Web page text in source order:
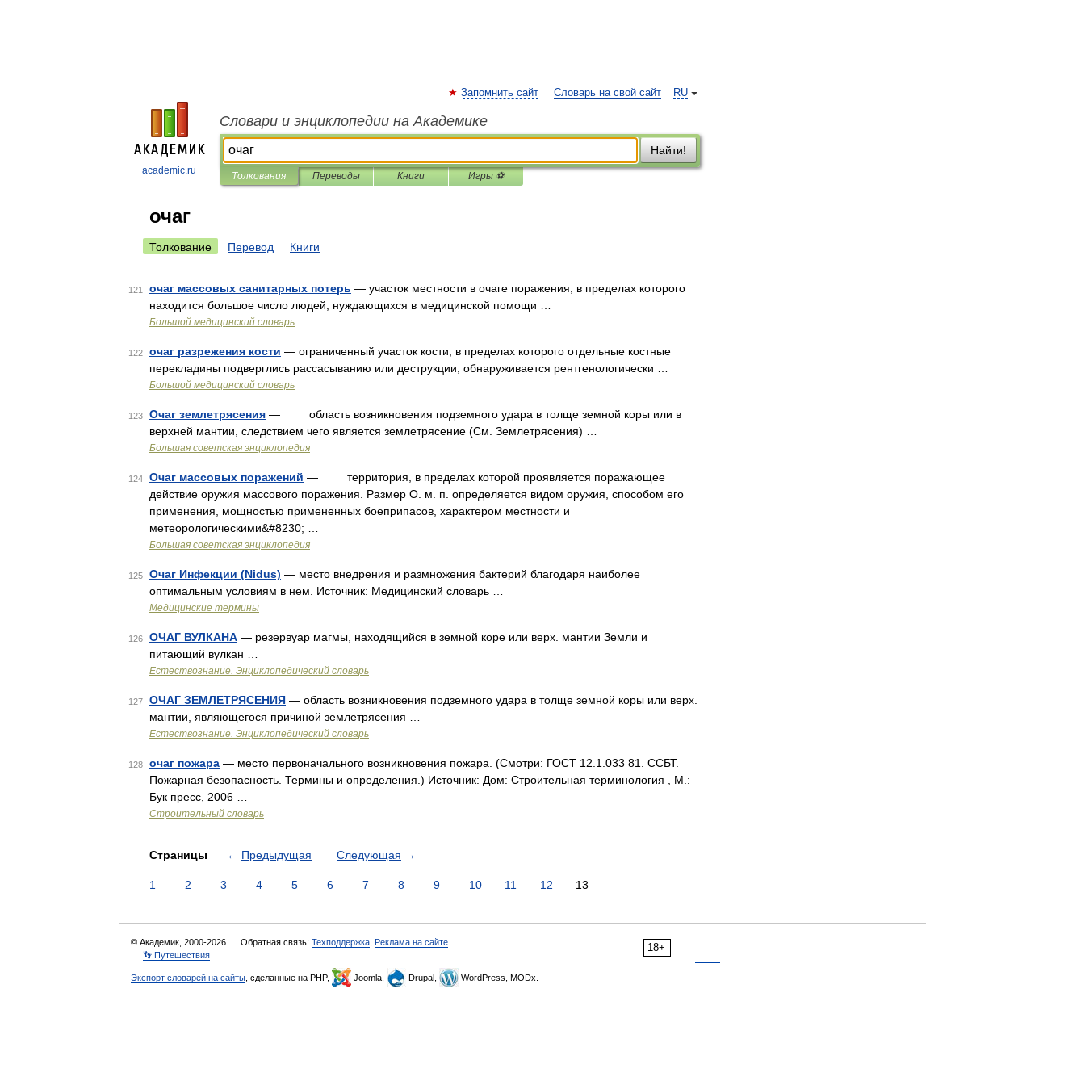
academic.ru
RU
Запомнить сайт Словарь на свой сайт
Словари и энциклопедии на Академике
Найти!
Толкования Переводы Книги Игры ⚽
очаг
Толкование Перевод Книги
121 очаг массовых санитарных потерь — участок местности в очаге поражения, в пределах которого
находится большое число людей, нуждающихся в медицинской помощи …
Большой медицинский словарь
122 очаг разрежения кости — ограниченный участок кости, в пределах которого отдельные костные
перекладины подверглись рассасыванию или деструкции; обнаруживается рентгенологически …
Большой медицинский словарь
123 Очаг землетрясения — область возникновения подземного удара в толще земной коры или в
верхней мантии, следствием чего является землетрясение (См. Землетрясения) …
Большая советская энциклопедия
124 Очаг массовых поражений — территория, в пределах которой проявляется поражающее
действие оружия массового поражения. Размер О. м. п. определяется видом оружия, способом его
применения, мощностью примененных боеприпасов, характером местности и
метеорологическими&#8230; …
Большая советская энциклопедия
125 Очаг Инфекции (Nidus) — место внедрения и размножения бактерий благодаря наиболее
оптимальным условиям в нем. Источник: Медицинский словарь …
Медицинские термины
126 ОЧАГ ВУЛКАНА — резервуар магмы, находящийся в земной коре или верх. мантии Земли и
питающий вулкан …
Естествознание. Энциклопедический словарь
127 ОЧАГ ЗЕМЛЕТРЯСЕНИЯ — область возникновения подземного удара в толще земной коры или верх.
мантии, являющегося причиной землетрясения …
Естествознание. Энциклопедический словарь
128 очаг пожара — место первоначального возникновения пожара. (Смотри: ГОСТ 12.1.033 81. ССБТ.
Пожарная безопасность. Термины и определения.) Источник: Дом: Строительная терминология , М.:
Бук пресс, 2006 …
Строительный словарь
Страницы ← Предыдущая Следующая →
1 2 3 4 5 6 7 8 9 10 11 12 13
18+
© Академик, 2000-2026 Обратная связь: Техподдержка Реклама на сайте
👣 Путешествия
Экспорт словарей на сайты , сделанные на PHP, Joomla, Drupal, WordPress, MODx.